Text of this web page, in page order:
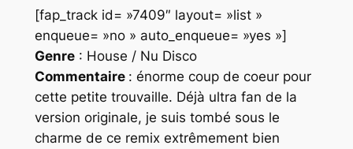
[fap_track id= »7409″ layout= »list »
enqueue= »no » auto_enqueue= »yes »]
Genre: House / Nu Disco
Commentaire : énorme coup de coeur pour
cette petite trouvaille. Déjà ultra fan de la
version originale, je suis tombé sous le
charme de ce remix extrêmement bien